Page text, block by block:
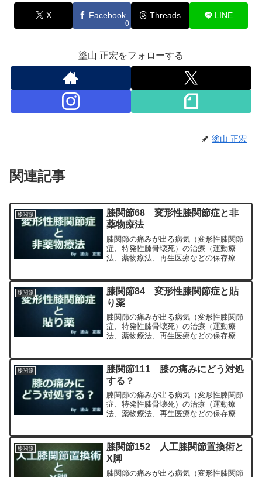
X Facebook
0
Threads LINE
塗山 正宏をフォローする
塗山 正宏
関連記事
膝関節
膝関節68 変形性膝関節症と非
薬物療法
膝関節の痛みが出る病気（変形性膝関節
症、特発性膝骨壊死）の治療（運動療
法、薬物療法、再生医療などの保存療
専門医（人工関節手術を専門）の塗山正
宏が色々と説明します。
膝関節
膝関節84 変形性膝関節症と貼
り薬
膝関節の痛みが出る病気（変形性膝関節
症、特発性膝骨壊死）の治療（運動療
法、薬物療法、再生医療などの保存療
専門医（人工関節手術を専門）の塗山正
宏が色々と説明します。
膝関節
膝関節111 膝の痛みにどう対処
する？
膝関節の痛みが出る病気（変形性膝関節
症、特発性膝骨壊死）の治療（運動療
法、薬物療法、再生医療などの保存療
専門医（人工関節手術を専門）の塗山正
宏が色々と説明します。
膝関節
膝関節152 人工膝関節置換術と
X脚
膝関節の痛みが出る病気（変形性膝関節